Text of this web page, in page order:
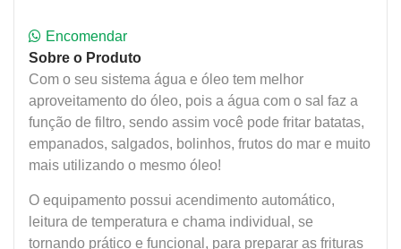
Encomendar
Sobre o Produto
Com o seu sistema água e óleo tem melhor
aproveitamento do óleo, pois a água com o sal faz a
função de filtro, sendo assim você pode fritar batatas,
empanados, salgados, bolinhos, frutos do mar e muito
mais utilizando o mesmo óleo!
O equipamento possui acendimento automático,
leitura de temperatura e chama individual, se
tornando prático e funcional, para preparar as frituras